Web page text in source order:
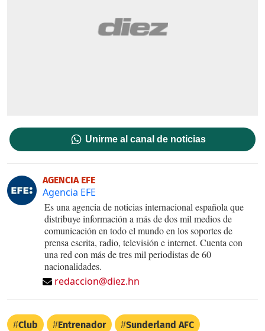
Unirme al canal de noticias
AGENCIA EFE
Agencia EFE
Es una agencia de noticias internacional española que
distribuye información a más de dos mil medios de
comunicación en todo el mundo en los soportes de
prensa escrita, radio, televisión e internet. Cuenta con
una red con más de tres mil periodistas de 60
nacionalidades.
redaccion@diez.hn
Club Entrenador Sunderland AFC